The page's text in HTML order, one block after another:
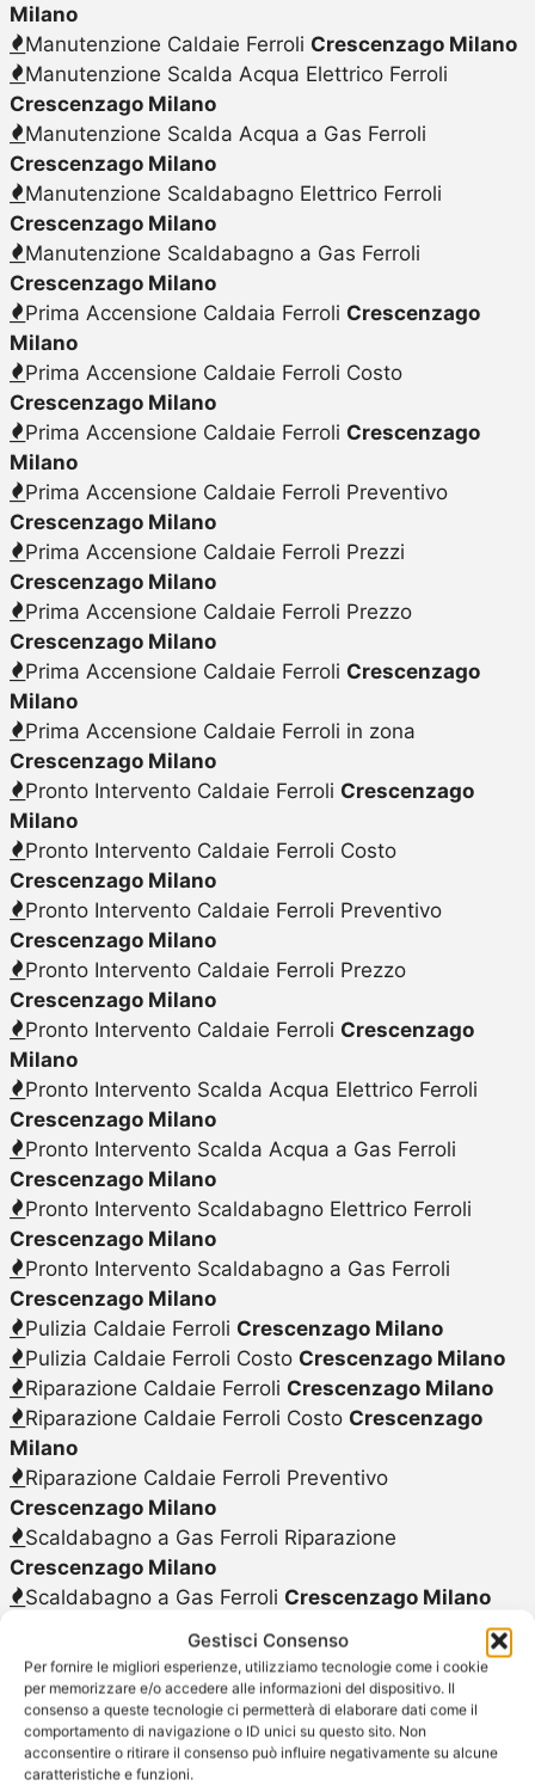
Gestisci Consenso
Per fornire le migliori esperienze, utilizziamo tecnologie come i cookie
per memorizzare e/o accedere alle informazioni del dispositivo. Il
consenso a queste tecnologie ci permetterà di elaborare dati come il
comportamento di navigazione o ID unici su questo sito. Non
acconsentire o ritirare il consenso può influire negativamente su alcune
caratteristiche e funzioni.
Milano
Manutenzione Caldaie Ferroli Crescenzago Milano
Manutenzione Scalda Acqua Elettrico Ferroli
Crescenzago Milano
Manutenzione Scalda Acqua a Gas Ferroli
Crescenzago Milano
Manutenzione Scaldabagno Elettrico Ferroli
Crescenzago Milano
Manutenzione Scaldabagno a Gas Ferroli
Crescenzago Milano
Prima Accensione Caldaia Ferroli Crescenzago
Milano
Prima Accensione Caldaie Ferroli Costo
Crescenzago Milano
Prima Accensione Caldaie Ferroli Crescenzago
Milano
Prima Accensione Caldaie Ferroli Preventivo
Crescenzago Milano
Prima Accensione Caldaie Ferroli Prezzi
Crescenzago Milano
Prima Accensione Caldaie Ferroli Prezzo
Crescenzago Milano
Prima Accensione Caldaie Ferroli Crescenzago
Milano
Prima Accensione Caldaie Ferroli in zona
Crescenzago Milano
Pronto Intervento Caldaie Ferroli Crescenzago
Milano
Pronto Intervento Caldaie Ferroli Costo
Crescenzago Milano
Pronto Intervento Caldaie Ferroli Preventivo
Crescenzago Milano
Pronto Intervento Caldaie Ferroli Prezzo
Crescenzago Milano
Pronto Intervento Caldaie Ferroli Crescenzago
Milano
Pronto Intervento Scalda Acqua Elettrico Ferroli
Crescenzago Milano
Pronto Intervento Scalda Acqua a Gas Ferroli
Crescenzago Milano
Pronto Intervento Scaldabagno Elettrico Ferroli
Crescenzago Milano
Pronto Intervento Scaldabagno a Gas Ferroli
Crescenzago Milano
Pulizia Caldaie Ferroli Crescenzago Milano
Pulizia Caldaie Ferroli Costo Crescenzago Milano
Riparazione Caldaie Ferroli Crescenzago Milano
Riparazione Caldaie Ferroli Costo Crescenzago
Milano
Riparazione Caldaie Ferroli Preventivo
Crescenzago Milano
Scaldabagno a Gas Ferroli Riparazione
Crescenzago Milano
Scaldabagno a Gas Ferroli Crescenzago Milano
Crescenzago Milano
Scaldabagno a Gas Ferroli VenditaCrescenzago
Milano
Sostituzione Caldaie Caldaie FerroliCrescenzago
Milano